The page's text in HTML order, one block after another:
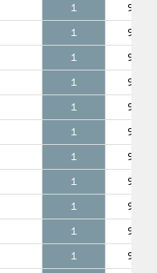
1
90′
1
90′
1
90′
1
90′
1
90′
1
90′
1
90′
1
90′
1
90′
1
90′
1
90′